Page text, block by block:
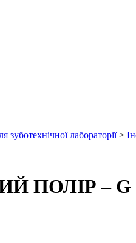
зуботехнічної лабораторії>
ПОЛІР – G